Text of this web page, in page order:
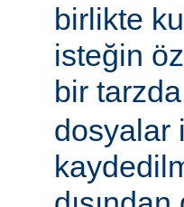
birlikte
isteğin
bir
dosyalar